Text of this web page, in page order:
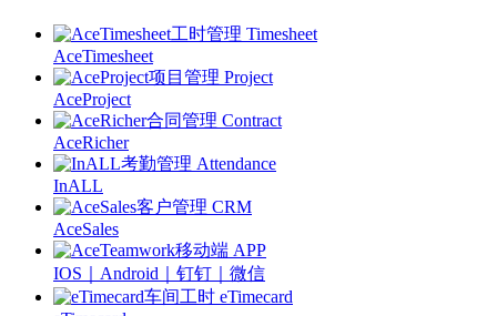
工时管理 Timesheet
AceTimesheet
项目管理 Project
AceProject
合同管理 Contract
AceRicher
考勤管理 Attendance
InALL
客户管理 CRM
AceSales
移动端 APP
IOS｜Android｜钉钉｜微信
车间工时 eTimecard